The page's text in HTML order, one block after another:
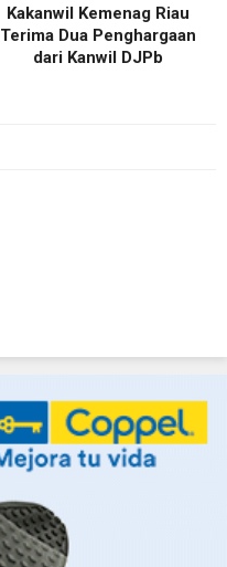
Kakanwil Kemenag Riau
Terima Dua Penghargaan
dari Kanwil DJPb